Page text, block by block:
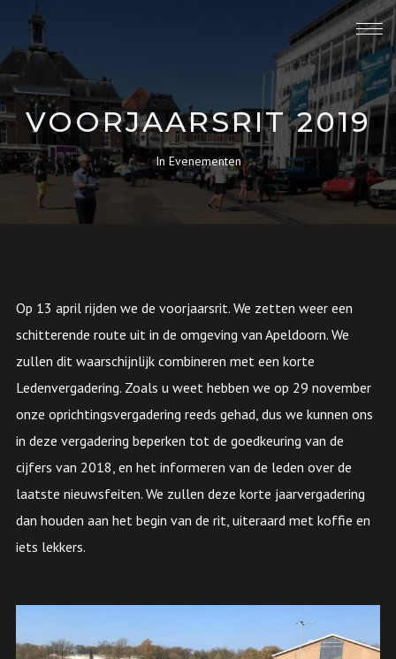
VOORJAARSRIT 2019
In Evenementen
Op 13 april rijden we de voorjaarsrit. We zetten weer een
schitterende route uit in de omgeving van Apeldoorn. We
zullen dit waarschijnlijk combineren met een korte
Ledenvergadering. Zoals u weet hebben we op 29 november
onze oprichtingsvergadering reeds gehad, dus we kunnen ons
in deze vergadering beperken tot de goedkeuring van de
cijfers van 2018, en het informeren van de leden over de
laatste nieuwsfeiten. We zullen deze korte jaarvergadering
dan houden aan het begin van de rit, uiteraard met koffie en
iets lekkers.